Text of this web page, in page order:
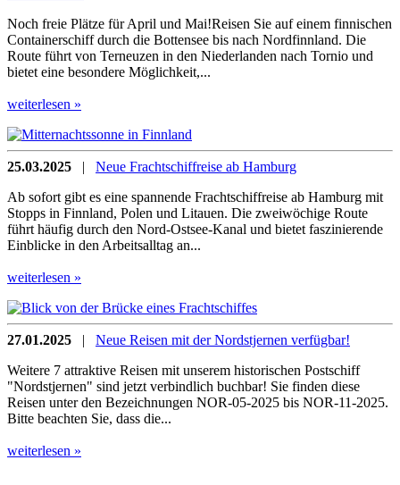
Noch freie Plätze für April und Mai!Reisen Sie auf einem finnischen
Containerschiff durch die Bottensee bis nach Nordfinnland. Die
Route führt von Terneuzen in den Niederlanden nach Tornio und
bietet eine besondere Möglichkeit,...
weiterlesen »
25.03.2025 | Neue Frachtschiffreise ab Hamburg
Ab sofort gibt es eine spannende Frachtschiffreise ab Hamburg mit
Stopps in Finnland, Polen und Litauen. Die zweiwöchige Route
führt häufig durch den Nord-Ostsee-Kanal und bietet faszinierende
Einblicke in den Arbeitsalltag an...
weiterlesen »
27.01.2025 | Neue Reisen mit der Nordstjernen verfügbar!
Weitere 7 attraktive Reisen mit unserem historischen Postschiff
"Nordstjernen" sind jetzt verbindlich buchbar! Sie finden diese
Reisen unter den Bezeichnungen NOR-05-2025 bis NOR-11-2025.
Bitte beachten Sie, dass die...
weiterlesen »